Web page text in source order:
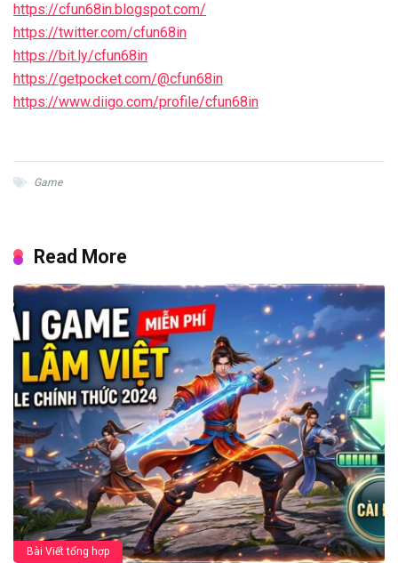
https://cfun68in.blogspot.com/
https://twitter.com/cfun68in
https://bit.ly/cfun68in
https://getpocket.com/@cfun68in
https://www.diigo.com/profile/cfun68in
Game
Read More
Bài Viết tổng hợp